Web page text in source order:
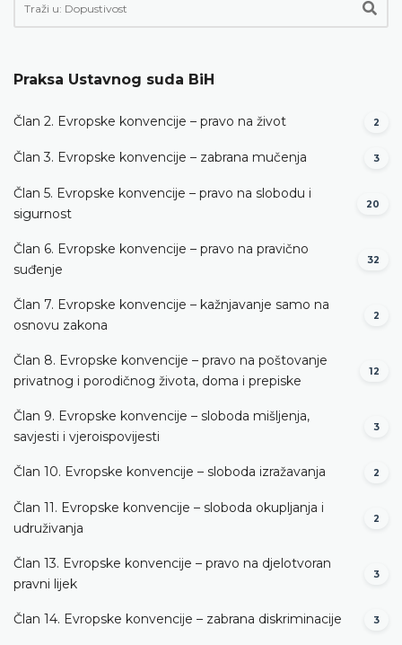
Praksa Ustavnog suda BiH
Član 2. Evropske konvencije – pravo na život 2
Član 3. Evropske konvencije – zabrana mučenja 3
Član 5. Evropske konvencije – pravo na slobodu i
sigurnost
20
Član 6. Evropske konvencije – pravo na pravično
suđenje
32
Član 7. Evropske konvencije – kažnjavanje samo na
osnovu zakona
2
Član 8. Evropske konvencije – pravo na poštovanje
privatnog i porodičnog života, doma i prepiske
12
Član 9. Evropske konvencije – sloboda mišljenja,
savjesti i vjeroispovijesti
3
Član 10. Evropske konvencije – sloboda izražavanja 2
Član 11. Evropske konvencije – sloboda okupljanja i
udruživanja
2
Član 13. Evropske konvencije – pravo na djelotvoran
pravni lijek
3
Član 14. Evropske konvencije – zabrana diskriminacije 3